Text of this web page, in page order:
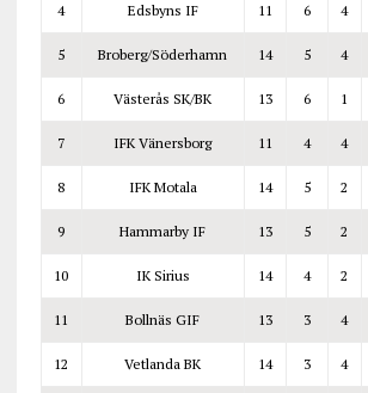
4 Edsbyns IF 11 6 4
5 Broberg/Söderhamn 14 5 4
6 Västerås SK/BK 13 6 1
7 IFK Vänersborg 11 4 4
8 IFK Motala 14 5 2
9 Hammarby IF 13 5 2
10 IK Sirius 14 4 2
11 Bollnäs GIF 13 3 4
12 Vetlanda BK 14 3 4